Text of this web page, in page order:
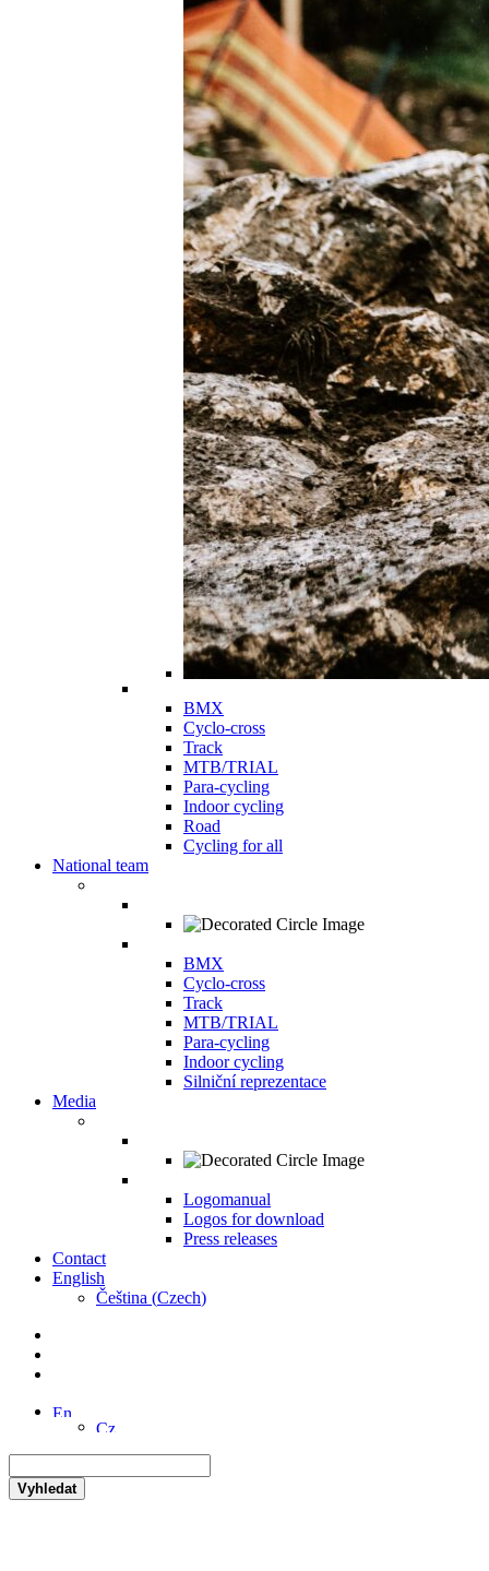
BMX
Cyclo-cross
Track
MTB/TRIAL
Para-cycling
Indoor cycling
Road
Cycling for all
National team
BMX
Cyclo-cross
Track
MTB/TRIAL
Para-cycling
Indoor cycling
Silniční reprezentace
Media
Logomanual
Logos for download
Press releases
Contact
English
Čeština (Czech)
Vyhledat